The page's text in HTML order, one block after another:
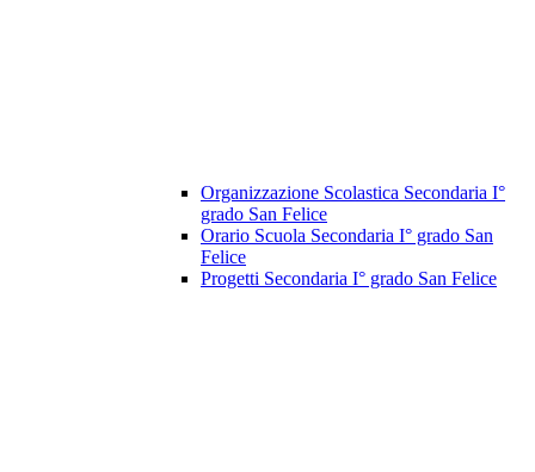
Organizzazione Scolastica Secondaria I°
grado San Felice
Orario Scuola Secondaria I° grado San
Felice
Progetti Secondaria I° grado San Felice